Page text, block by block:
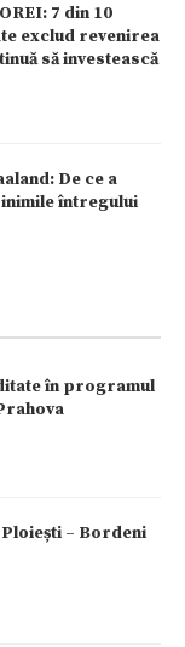
7 din 10
exclud revenirea
să investească
De ce a
întregului
în programul
– Bordeni